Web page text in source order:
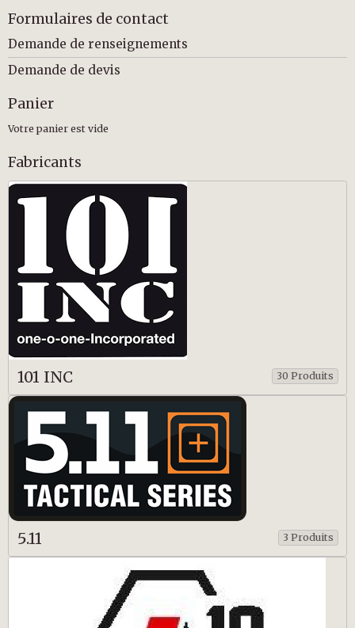
Formulaires de contact
Demande de renseignements
Demande de devis
Panier
Votre panier est vide
Fabricants
101 INC 30 Produits
5.11 3 Produits